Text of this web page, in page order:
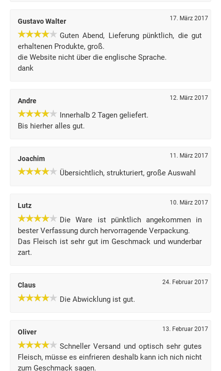
Gustavo Walter 17. März 2017
Guten Abend, Lieferung pünktlich, die gut
erhaltenen Produkte, groß.
die Website nicht über die englische Sprache.
dank
Andre 12. März 2017
Innerhalb 2 Tagen geliefert.
Bis hierher alles gut.
Joachim 11. März 2017
Übersichtlich, strukturiert, große Auswahl
Lutz 10. März 2017
Die Ware ist pünktlich angekommen in
bester Verfassung durch hervorragende Verpackung.
Das Fleisch ist sehr gut im Geschmack und wunderbar
zart.
Claus 24. Februar 2017
Die Abwicklung ist gut.
Oliver 13. Februar 2017
Schneller Versand und optisch sehr gutes
Fleisch, müsse es einfrieren deshalb kann ich nich nicht
zum Geschmack sagen.